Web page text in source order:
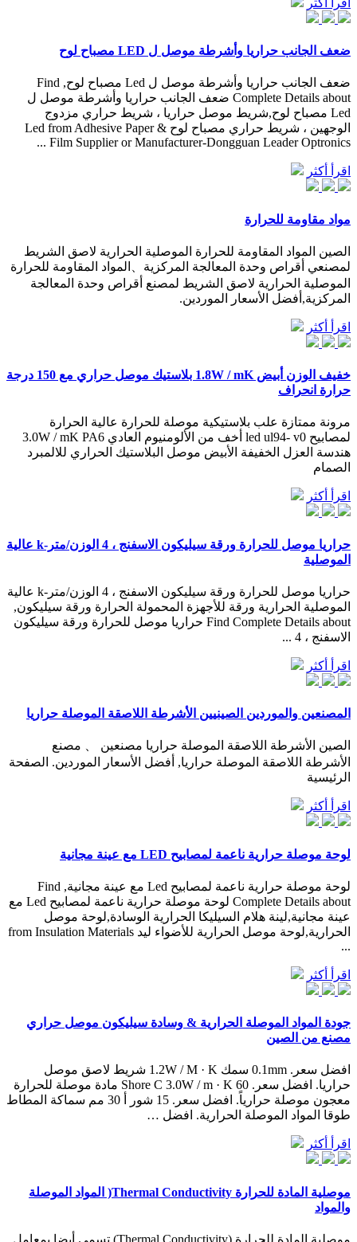
ضعف الجانب حراريا وأشرطة موصل ل LED مصباح لوح
ضعف الجانب حراريا وأشرطة موصل ل Led مصباح لوح, Find
Complete Details about ضعف الجانب حراريا وأشرطة موصل ل
Led مصباح لوح,شريط موصل حراريا ، شريط حراري مزدوج
الوجهين ، شريط حراري مصباح لوح Led from Adhesive Paper &
Film Supplier or Manufacturer-Dongguan Leader Optronics ...
اقرأ أكثر
مواد مقاومة للحرارة
الصين المواد المقاومة للحرارة الموصلية الحرارية لاصق الشريط
لمصنعي أقراص وحدة المعالجة المركزية、المواد المقاومة للحرارة
الموصلية الحرارية لاصق الشريط لمصنع أقراص وحدة المعالجة
المركزية,أفضل الأسعار الموردين.
اقرأ أكثر
خفيف الوزن أبيض 1.8W / mK بلاستيك موصل حراري مع 150 درجة
حرارة انحراف
مرونة ممتازة علب بلاستيكية موصلة للحرارة عالية الحرارة
لمصابيح led ul94- v0 أخف من الألومنيوم العادي 3.0W / mK PA6
هندسة العزل الخفيفة الأبيض موصل البلاستيك الحراري للالمبرد
الصمام
اقرأ أكثر
حراريا موصل للحرارة ورقة سيليكون الاسفنج ، 4 الوزن/متر-k عالية
الموصلية
حراريا موصل للحرارة ورقة سيليكون الاسفنج ، 4 الوزن/متر-k عالية
الموصلية الحرارية ورقة للأجهزة المحمولة الحرارة ورقة سيليكون,
Find Complete Details about حراريا موصل للحرارة ورقة سيليكون
الاسفنج ، 4 ...
اقرأ أكثر
المصنعين والموردين الصينيين الأشرطة اللاصقة الموصلة حراريا
الصين الأشرطة اللاصقة الموصلة حراريا مصنعين 、 مصنع
الأشرطة اللاصقة الموصلة حراريا, أفضل الأسعار الموردين. الصفحة
الرئيسية
اقرأ أكثر
لوحة موصلة حرارية ناعمة لمصابيح LED مع عينة مجانية
لوحة موصلة حرارية ناعمة لمصابيح Led مع عينة مجانية, Find
Complete Details about لوحة موصلة حرارية ناعمة لمصابيح Led مع
عينة مجانية,لينة هلام السيليكا الحرارية الوسادة,لوحة موصل
الحرارية,لوحة موصل الحرارية للأضواء ليد from Insulation Materials
...
اقرأ أكثر
جودة المواد الموصلة الحرارية & وسادة سيليكون موصل حراري
مصنع من الصين
افضل سعر. 0.1mm سمك 1.2W / M · K شريط لاصق موصل
حراريا. افضل سعر. 60 Shore C 3.0W / m · K مادة موصلة للحرارة
معجون موصلة حرارياً. افضل سعر. 15 شور أ 30 مم سماكة المطاط
طوقا المواد الموصلة الحرارية. افضل …
اقرأ أكثر
موصلية المادة للحرارة Thermal Conductivity( المواد الموصلة
والمواد
موصلية المادة للحرارة (Thermal Conductivity) تسمى أيضا بمعامل